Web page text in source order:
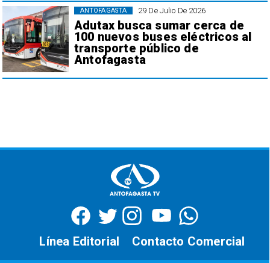
29 De Julio De 2026
Adutax busca sumar cerca de
100 nuevos buses eléctricos al
transporte público de
Antofagasta
ANTOFAGASTA
Contacto Comercial
Línea Editorial